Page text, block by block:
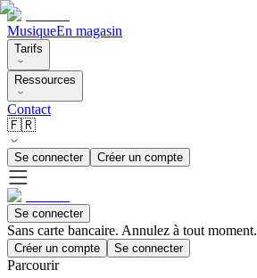
MusiqueEn magasin
Tarifs
Ressources
Contact
🇫🇷
Se connecter Créer un compte
Se connecter
Sans carte bancaire. Annulez à tout moment.
Créer un compte Se connecter
Parcourir